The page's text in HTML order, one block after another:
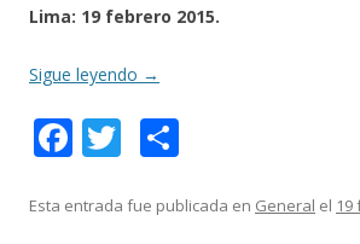
Lima: 19 febrero 2015.
Sigue leyendo →
F
e
T
itt m
Esta entrada fue publicada en General el 19